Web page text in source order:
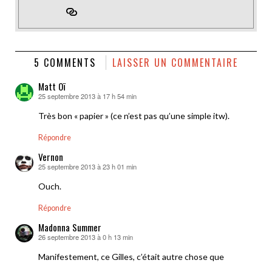
5 COMMENTS LAISSER UN COMMENTAIRE
Matt Oï
dit :
25 septembre 2013 à 17 h 54 min
Très bon « papier » (ce n’est pas qu’une simple itw).
Répondre
Vernon
dit :
25 septembre 2013 à 23 h 01 min
Ouch.
Répondre
Madonna Summer
dit :
26 septembre 2013 à 0 h 13 min
Manifestement, ce Gilles, c’était autre chose que